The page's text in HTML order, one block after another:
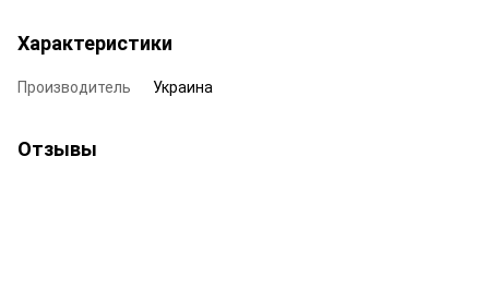
Характеристики
Производитель Украина
Отзывы